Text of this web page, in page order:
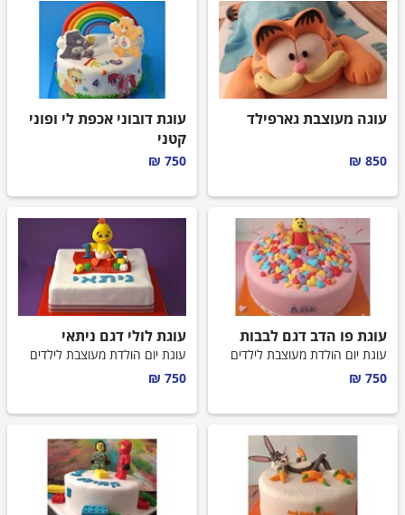
עוגה מעוצבת גארפילד
850 ₪
עוגת דובוני אכפת לי ופוני
קטני
עוגת יום הולדת מעוצבת לילדים
750 ₪
עוגת פו הדב דגם לבבות
עוגת יום הולדת מעוצבת לילדים
750 ₪
עוגת לולי דגם ניתאי
עוגת יום הולדת מעוצבת לילדים
750 ₪